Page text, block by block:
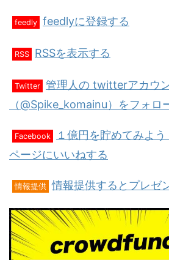
feedly feedlyに登録する
RSS RSSを表示する
Twitter 管理人の twitterアカウ
（@Spike_komainu）をフォロ
Facebook
１億円を貯めてみよ
ページにいいねする
情報提供 情報提供するとプレゼ